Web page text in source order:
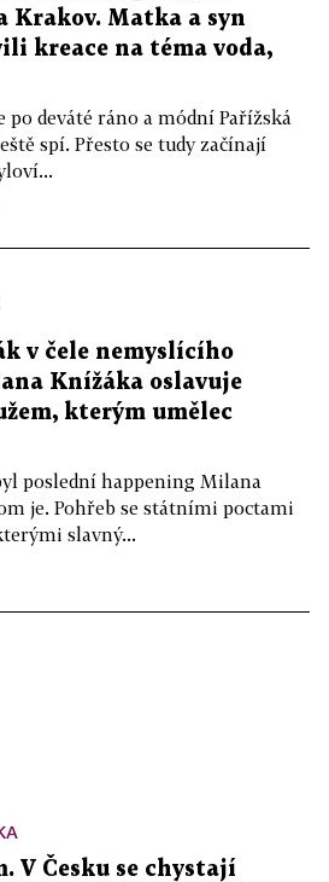
Krakov. Matka a syn
kreace na téma voda,
po deváté ráno a módní Pařížská
spí. Přesto se tudy začínají
v čele nemyslícího
Knížáka oslavuje
kterým umělec
poslední happening Milana
je. Pohřeb se státními poctami
slavný...
V Česku se chystají